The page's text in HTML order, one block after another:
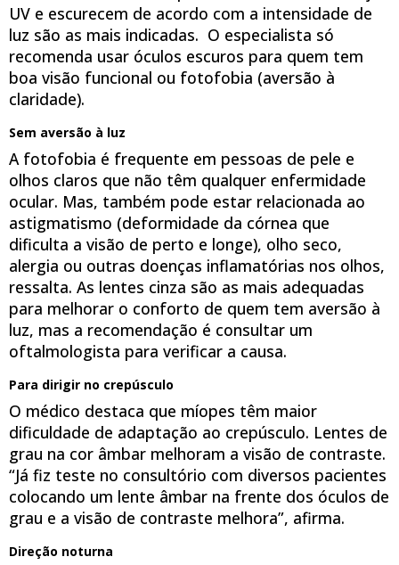
UV e escurecem de acordo com a intensidade de
luz são as mais indicadas. O especialista só
recomenda usar óculos escuros para quem tem
boa visão funcional ou fotofobia (aversão à
claridade).
Sem aversão à luz
A fotofobia é frequente em pessoas de pele e
olhos claros que não têm qualquer enfermidade
ocular. Mas, também pode estar relacionada ao
astigmatismo (deformidade da córnea que
dificulta a visão de perto e longe), olho seco,
alergia ou outras doenças inflamatórias nos olhos,
ressalta. As lentes cinza são as mais adequadas
para melhorar o conforto de quem tem aversão à
luz, mas a recomendação é consultar um
oftalmologista para verificar a causa.
Para dirigir no crepúsculo
O médico destaca que míopes têm maior
dificuldade de adaptação ao crepúsculo. Lentes de
grau na cor âmbar melhoram a visão de contraste.
“Já fiz teste no consultório com diversos pacientes
colocando um lente âmbar na frente dos óculos de
grau e a visão de contraste melhora”, afirma.
Direção noturna